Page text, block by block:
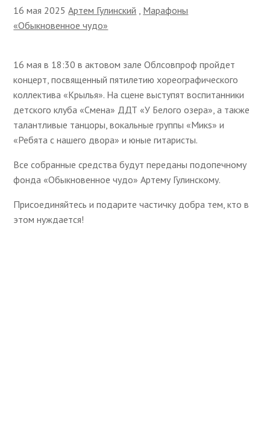
16 мая 2025Артем Гулинский , Марафоны
«Обыкновенное чудо»
16 мая в 18:30 в актовом зале Облсовпроф пройдет
концерт, посвященный пятилетию хореографического
коллектива «Крылья». На сцене выступят воспитанники
детского клуба «Смена» ДДТ «У Белого озера», а также
талантливые танцоры, вокальные группы «Микs» и
«Ребята с нашего двора» и юные гитаристы.
Все собранные средства будут переданы подопечному
фонда «Обыкновенное чудо» Артему Гулинскому.
Присоединяйтесь и подарите частичку добра тем, кто в
этом нуждается!